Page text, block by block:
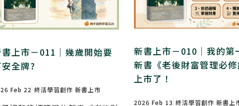
上市－011｜幾歲開始要
全牌?
Feb 22 終活學習創作 新書上市
新書上市－010｜我的第
新書《老後財富管理必修
上市了！
2026 Feb 13 終活學習創作 新書上